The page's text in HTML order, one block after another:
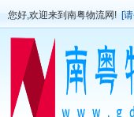
您好,欢迎来到南粤物流网! [